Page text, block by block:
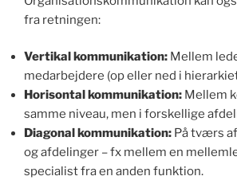
fra retningen:
Vertikal kommunikation: Mellem
medarbejdere (op eller ned i
Horisontal kommunikation: Mellem
samme niveau, men i forskellige
Diagonal kommunikation: På tværs
og afdelinger – fx mellem en
specialist fra en anden funktion.